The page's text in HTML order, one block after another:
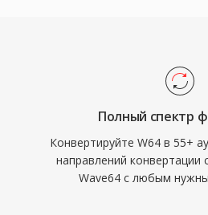
Полный спектр
Конвертируйте W64 в 55+
направлений конвертации
Wave64 с любым